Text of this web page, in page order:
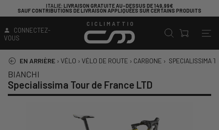
ITALIE: LIVRAISON GRATUITE AU-DESSUS DE 149,99€
SAUF CONTRIBUTIONS DE LIVRAISON APPLIQUÉES SUR CERTAINS PRODUITS
CONNECTEZ-
VOUS
CICLIMATTIO
EN ARRIÈRE › VÉLO › VÉLO DE ROUTE › CARBONE › SPECIALISSIMA
BIANCHI
Specialissima Tour de France LTD